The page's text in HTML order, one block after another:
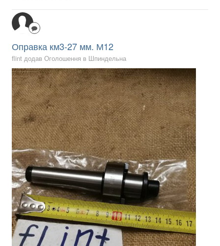
Оправка км3-27 мм. М12
flint додав Оголошення в Шпиндельна